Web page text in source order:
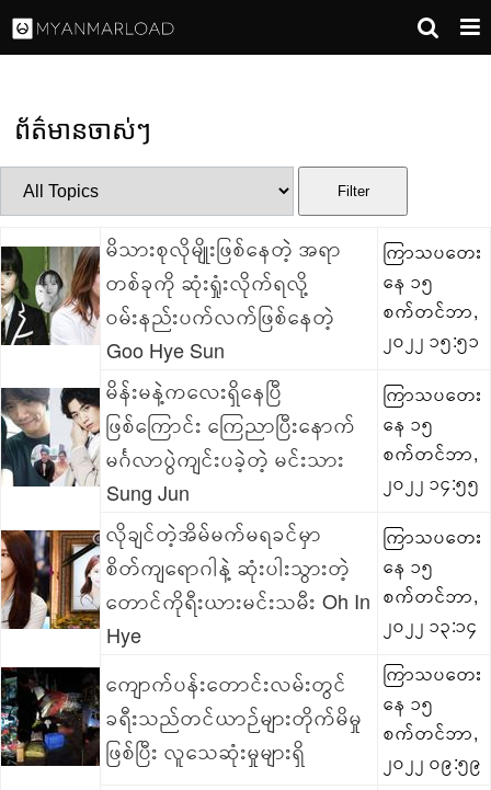
ព័ត៌មានចាស់ៗ
Filter
မိသားစုလိုမျိုးဖြစ်နေတဲ့ အရာ
တစ်ခုကို ဆုံးရှုံးလိုက်ရလို့
ဝမ်းနည်းပက်လက်ဖြစ်နေတဲ့
Goo Hye Sun
ကြာသပတေး
နေ ၁၅
စက်တင်ဘာ,
၂၀၂၂ ၁၅:၅၁
မိန်းမနဲ့ကလေးရှိနေပြီ
ဖြစ်ကြောင်း ကြေညာပြီးနောက်
မင်္ဂလာပွဲကျင်းပခဲ့တဲ့ မင်းသား
Sung Jun
ကြာသပတေး
နေ ၁၅
စက်တင်ဘာ,
၂၀၂၂ ၁၄:၅၅
လိုချင်တဲ့အိမ်မက်မရခင်မှာ
စိတ်ကျရောဂါနဲ့ ဆုံးပါးသွားတဲ့
တောင်ကိုရီးယားမင်းသမီး Oh In
Hye
ကြာသပတေး
နေ ၁၅
စက်တင်ဘာ,
၂၀၂၂ ၁၃:၁၄
ကျောက်ပန်းတောင်းလမ်းတွင်
ခရီးသည်တင်ယာဉ်များတိုက်မိမှု
ဖြစ်ပြီး လူသေဆုံးမှုများရှိ
ကြာသပတေး
နေ ၁၅
စက်တင်ဘာ,
၂၀၂၂ ၀၉:၅၉